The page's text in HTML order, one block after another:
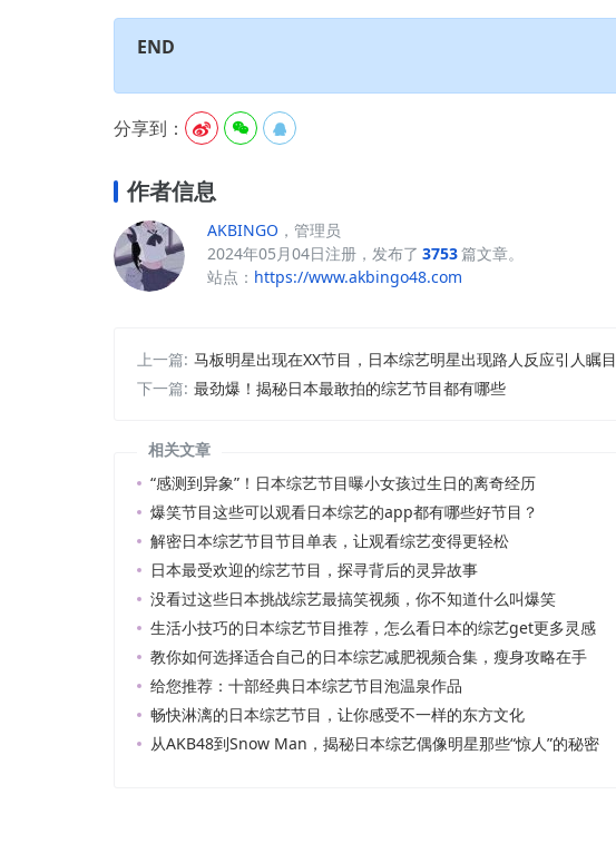
END
分享到：   
作者信息
AKBINGO ，管理员
2024年05月04日注册，发布了 3753篇文章。
站点： https://www.akbingo48.com
上一篇: 马板明星出现在XX节目，日本综艺明星出现路人反应引人瞩目
下一篇: 最劲爆！揭秘日本最敢拍的综艺节目都有哪些
相关文章
“感测到异象”！日本综艺节目曝小女孩过生日的离奇经历
爆笑节目这些可以观看日本综艺的app都有哪些好节目？
解密日本综艺节目节目单表，让观看综艺变得更轻松
日本最受欢迎的综艺节目，探寻背后的灵异故事
没看过这些日本挑战综艺最搞笑视频，你不知道什么叫爆笑
生活小技巧的日本综艺节目推荐，怎么看日本的综艺get更多灵感
教你如何选择适合自己的日本综艺减肥视频合集，瘦身攻略在手
给您推荐：十部经典日本综艺节目泡温泉作品
畅快淋漓的日本综艺节目，让你感受不一样的东方文化
从AKB48到Snow Man，揭秘日本综艺偶像明星那些“惊人”的秘密